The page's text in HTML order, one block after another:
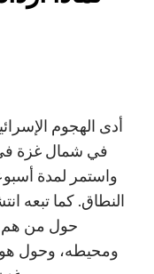
أدى الهجوم
واستمر لمدة
النطاق. كما تبعه
حول من هم
ومحيطه، وحول